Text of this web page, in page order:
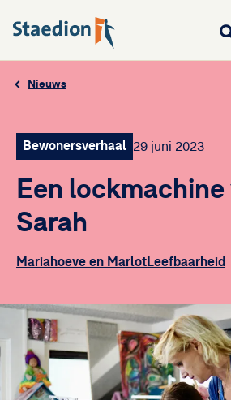
Nieuws
Bewonersverhaal 29 juni 2023
Een
Sarah
Mariahoeve en MarlotLeefbaarheid